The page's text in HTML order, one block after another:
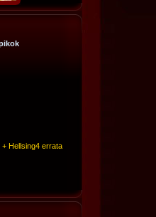
Hellsing4 errata